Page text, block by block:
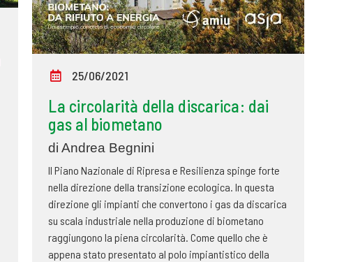
25/06/2021
La circolarità della discarica: dai
gas al biometano
di Andrea Begnini
Il Piano Nazionale di Ripresa e Resilienza spinge forte
nella direzione della transizione ecologica. In questa
direzione gli impianti che convertono i gas da discarica
su scala industriale nella produzione di biometano
raggiungono la piena circolarità. Come quello che è
appena stato presentato al polo impiantistico della